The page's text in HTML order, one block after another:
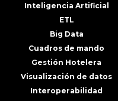
Inteligencia Artificial
ETL
Big Data
Cuadros de mando
Gestión Hotelera
Visualización de datos
Interoperabilidad